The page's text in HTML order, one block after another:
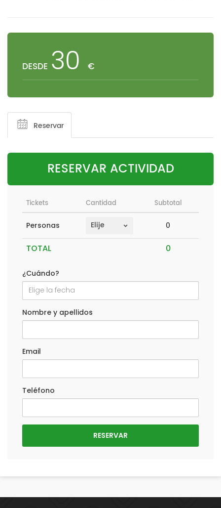
DESDE 30 €
Reservar
RESERVAR ACTIVIDAD
Tickets Cantidad Subtotal
TOTAL
Personas 0
¿Cuándo?
Nombre y apellidos
Email
Teléfono